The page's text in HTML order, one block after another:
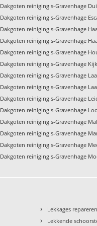
Dakgoten reiniging s-Gravenhage
Dakgoten reiniging s-Gravenhage
Dakgoten reiniging s-Gravenhage
Dakgoten reiniging s-Gravenhage
Dakgoten reiniging s-Gravenhage
Dakgoten reiniging s-Gravenhage
Dakgoten reiniging s-Gravenhage
Dakgoten reiniging s-Gravenhage
Dakgoten reiniging s-Gravenhage
Dakgoten reiniging s-Gravenhage
Dakgoten reiniging s-Gravenhage
Dakgoten reiniging s-Gravenhage
Dakgoten reiniging s-Gravenhage
Dakgoten reiniging s-Gravenhage
› Lekkages repareren
› Lekkende